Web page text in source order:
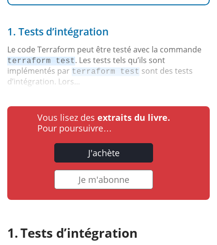
1. Tests d’intégration
Le code Terraform peut être testé avec la commande
terraform test. Les tests tels qu’ils sont
implémentés par terraform test sont des tests
d’intégration. Lors...
Vous lisez des extraits du livre.
Pour poursuivre…
J'achète
Je m'abonne
Tests d’intégration